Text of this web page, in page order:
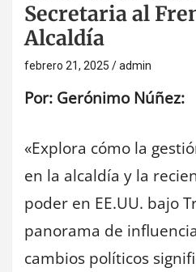
Secretaria al
Alcaldía
febrero 21, 2025 admin
Por: Gerónimo Núñez:
«Explora cómo la
en la alcaldía y la
poder en EE.UU. bajo
panorama de
cambios políticos